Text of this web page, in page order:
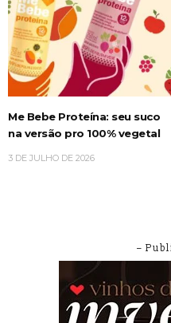
Me Bebe Proteína: seu suco
na versão pro 100% vegetal
3 DE JULHO DE 2026
–